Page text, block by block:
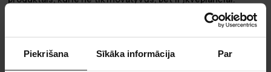
Piekrišana Sīkāka informācija Par
Padarykime, kad kiekvienas momentas būtų svarbus.
Vīna skapju, vīna ledusskapju un vīna dzesētāju galvenais